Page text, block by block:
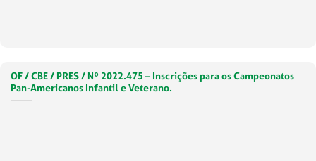
OF / CBE / PRES / Nº 2022.475 – Inscrições para os Campeonatos
Pan-Americanos Infantil e Veterano.